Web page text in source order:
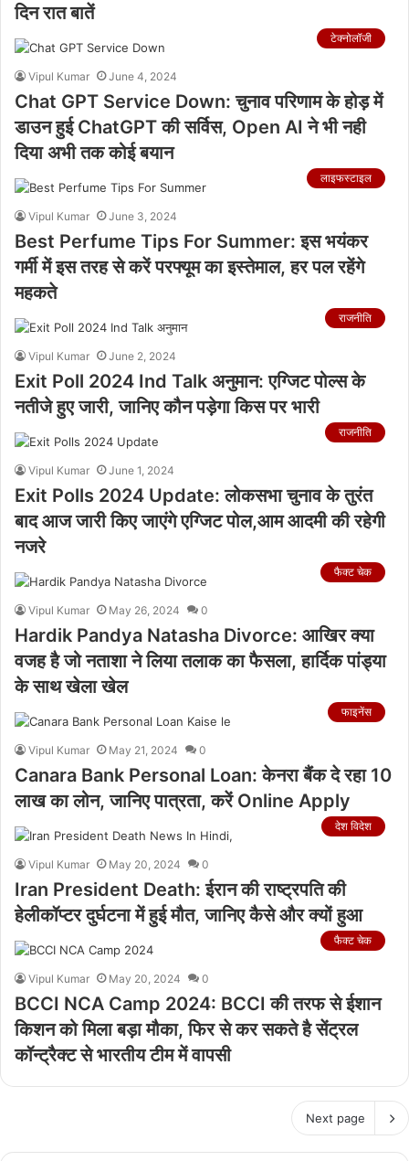
दिन रात बातें
टेक्नोलॉजी
Vipul Kumar June 4, 2024
Chat GPT Service Down: चुनाव परिणाम के होड़ में
डाउन हुई ChatGPT की सर्विस, Open AI ने भी नही
दिया अभी तक कोई बयान
लाइफस्टाइल
Vipul Kumar June 3, 2024
Best Perfume Tips For Summer: इस भयंकर
गर्मी में इस तरह से करें परफ्यूम का इस्तेमाल, हर पल रहेंगे
महकते
राजनीति
Vipul Kumar June 2, 2024
Exit Poll 2024 Ind Talk अनुमान: एग्जिट पोल्स के
नतीजे हुए जारी, जानिए कौन पड़ेगा किस पर भारी
राजनीति
Vipul Kumar June 1, 2024
Exit Polls 2024 Update: लोकसभा चुनाव के तुरंत
बाद आज जारी किए जाएंगे एग्जिट पोल,आम आदमी की रहेगी
नजरे
फैक्ट चेक
Vipul Kumar May 26, 2024 0
Hardik Pandya Natasha Divorce: आखिर क्या
वजह है जो नताशा ने लिया तलाक का फैसला, हार्दिक पांड्या
के साथ खेला खेल
फाइनेंस
Vipul Kumar May 21, 2024 0
Canara Bank Personal Loan: केनरा बैंक दे रहा 10
लाख का लोन, जानिए पात्रता, करें Online Apply
देश विदेश
Vipul Kumar May 20, 2024 0
Iran President Death: ईरान की राष्ट्रपति की
हेलीकॉप्टर दुर्घटना में हुई मौत, जानिए कैसे और क्यों हुआ
फैक्ट चेक
Vipul Kumar May 20, 2024 0
BCCI NCA Camp 2024: BCCI की तरफ से ईशान
किशन को मिला बड़ा मौका, फिर से कर सकते है सेंट्रल
कॉन्ट्रैक्ट से भारतीय टीम में वापसी
Next page